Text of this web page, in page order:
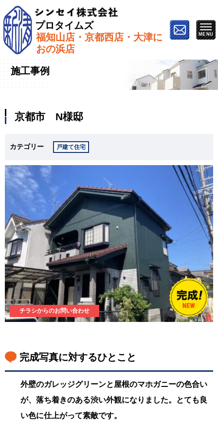
プロタイムズ
福知山店・京都西店・大津に
おの浜店
ホーム»施工事例»京都市 N様邸
施工事例
京都市 N様邸
カテゴリー 戸建て住宅
チラシからのお問い合わせ
完成写真に対するひとこと
外壁のガレッジグリーンと屋根のマホガニーの色合い
が、落ち着きのある渋い外観になりました。とても良
い色に仕上がって素敵です。